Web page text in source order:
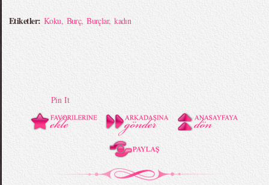
Etiketler: Koku, Burç,Burçlar,kadın
Pin It